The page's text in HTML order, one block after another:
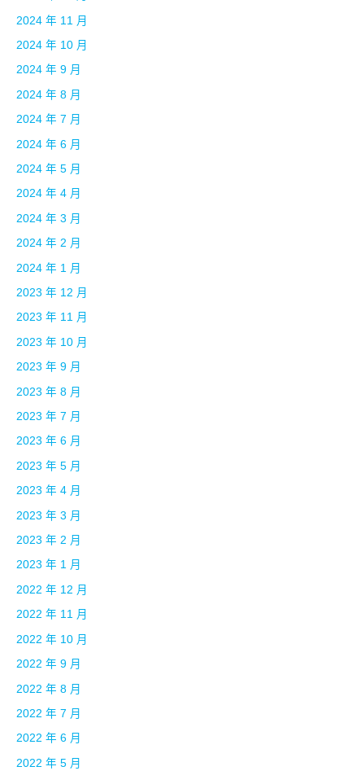
2024 年 11 月
2024 年 10 月
2024 年 9 月
2024 年 8 月
2024 年 7 月
2024 年 6 月
2024 年 5 月
2024 年 4 月
2024 年 3 月
2024 年 2 月
2024 年 1 月
2023 年 12 月
2023 年 11 月
2023 年 10 月
2023 年 9 月
2023 年 8 月
2023 年 7 月
2023 年 6 月
2023 年 5 月
2023 年 4 月
2023 年 3 月
2023 年 2 月
2023 年 1 月
2022 年 12 月
2022 年 11 月
2022 年 10 月
2022 年 9 月
2022 年 8 月
2022 年 7 月
2022 年 6 月
2022 年 5 月